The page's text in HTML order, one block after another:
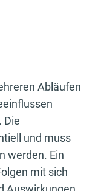
Abläufen
Die
und muss
werden. Ein
mit sich